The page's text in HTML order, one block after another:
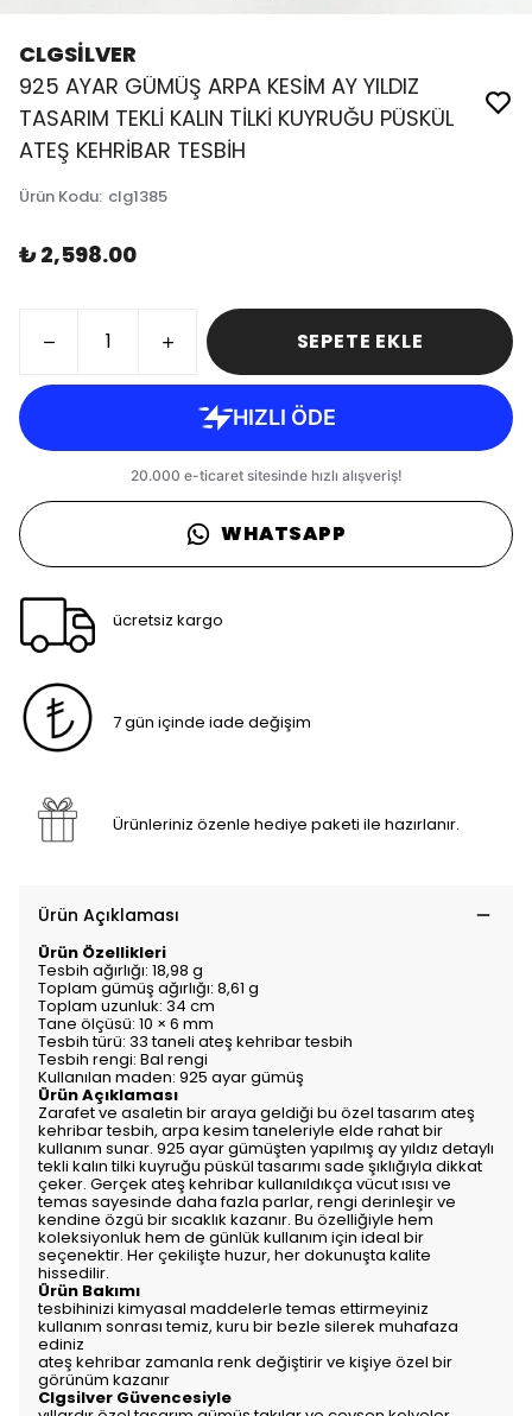
CLGSİLVER
925 AYAR GÜMÜŞ ARPA KESİM AY YILDIZ
TASARIM TEKLİ KALIN TİLKİ KUYRUĞU PÜSKÜL
ATEŞ KEHRİBAR TESBİH
Ürün Kodu: clg1385
₺ 2,598.00
SEPETE EKLE
WHATSAPP
ücretsiz kargo
7 gün içinde iade değişim
Ürünleriniz özenle hediye paketi ile hazırlanır.
Ürün Açıklaması
Ürün Özellikleri
Tesbih ağırlığı: 18,98 g
Toplam gümüş ağırlığı: 8,61 g
Toplam uzunluk: 34 cm
Tane ölçüsü: 10 × 6 mm
Tesbih türü: 33 taneli ateş kehribar tesbih
Tesbih rengi: Bal rengi
Kullanılan maden: 925 ayar gümüş
Ürün Açıklaması
Zarafet ve asaletin bir araya geldiği bu özel tasarım ateş
kehribar tesbih, arpa kesim taneleriyle elde rahat bir
kullanım sunar. 925 ayar gümüşten yapılmış ay yıldız detaylı
tekli kalın tilki kuyruğu püskül tasarımı sade şıklığıyla dikkat
çeker. Gerçek ateş kehribar kullanıldıkça vücut ısısı ve
temas sayesinde daha fazla parlar, rengi derinleşir ve
kendine özgü bir sıcaklık kazanır. Bu özelliğiyle hem
koleksiyonluk hem de günlük kullanım için ideal bir
seçenektir. Her çekilişte huzur, her dokunuşta kalite
hissedilir.
Ürün Bakımı
tesbihinizi kimyasal maddelerle temas ettirmeyiniz
kullanım sonrası temiz, kuru bir bezle silerek muhafaza
ediniz
ateş kehribar zamanla renk değiştirir ve kişiye özel bir
görünüm kazanır
Clgsilver Güvencesiyle